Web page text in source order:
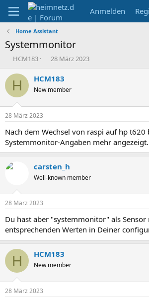
Anmelden
Home Assistant
Systemmonitor
E
s
t
e
r
HCM183
E
s
e
t
a
28 März 2023
H HCM183
New member
28 März 2023
Nach dem Wechsel von raspi auf hp
Systemmonitor-Angaben mehr
carsten_h
Well-known member
28 März 2023
Du hast aber "systemmonitor" als Sensor
entsprechenden Werten in Deiner
H HCM183
New member
28 März 2023